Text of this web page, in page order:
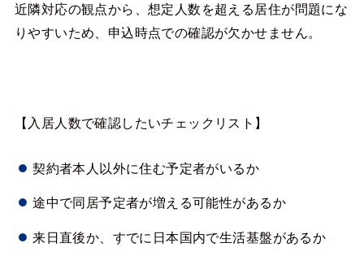
近隣対応の観点から、想定人数を超える居住が問題にな
りやすいため、申込時点での確認が欠かせません。
【入居人数で確認したいチェックリスト】
契約者本人以外に住む予定者がいるか
途中で同居予定者が増える可能性があるか
来日直後か、すでに日本国内で生活基盤があるか